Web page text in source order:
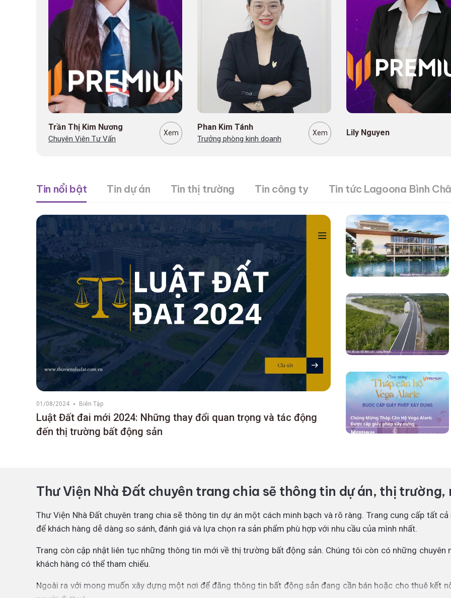
Phan Kim Tánh
Trưởng phòng kinh doanh
Xem Lily Nguyen Xem
Trần Nam
Trưởng Phòng Kinh Doanh
Tin nổi bật Tin dự án Tin thị trường Tin công ty Tin tức Lagoona Bình
01/08/2024 Biên Tập
Luật Đất đai mới 2024: Những thay đổi quan trọng và tác động
đến thị trường bất động sản
Thư Viện Nhà Đất chuyên trang chia sẽ thông tin dự án, thị
Thư Viện Nhà Đất chuyên trang chia sẽ thông tin dự án một cách minh bạch và rõ ràng. Trang cung cấp tất
để khách hàng dễ dàng so sánh, đánh giá và lựa chọn ra sản phẩm phù hợp với nhu cầu của mình nhất.
Trang còn cập nhật liên tục những thông tin mới về thị trường bất động sản. Chúng tôi còn có những chuyên
khách hàng có thể tham chiếu.
Ngoài ra với mong muốn xây dựng một nơi để đăng thông tin bất động sản đang cần bán hoặc cho thuê kết